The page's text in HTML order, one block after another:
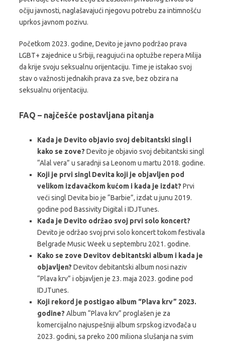
očiju javnosti, naglašavajući njegovu potrebu za intimnošću
uprkos javnom pozivu.
Početkom 2023. godine, Devito je javno podržao prava
LGBT+ zajednice u Srbiji, reagujući na optužbe repera Milija
da krije svoju seksualnu orijentaciju. Time je istakao svoj
stav o važnosti jednakih prava za sve, bez obzira na
seksualnu orijentaciju.
FAQ – najčešće postavljana pitanja
Kada je Devito objavio svoj debitantski singl i
kako se zove? Devito je objavio svoj debitantski singl
“Alal vera” u saradnji sa Leonom u martu 2018. godine.
Koji je prvi singl Devita koji je objavljen pod
velikom izdavačkom kućom i kada je izdat? Prvi
veći singl Devita bio je “Barbie”, izdat u junu 2019.
godine pod Bassivity Digital i IDJTunes.
Kada je Devito održao svoj prvi solo koncert?
Devito je održao svoj prvi solo koncert tokom festivala
Belgrade Music Week u septembru 2021. godine.
Kako se zove Devitov debitantski album i kada je
objavljen? Devitov debitantski album nosi naziv
“Plava krv” i objavljen je 23. maja 2023. godine pod
IDJTunes.
Koji rekord je postigao album “Plava krv” 2023.
godine? Album “Plava krv” proglašen je za
komercijalno najuspešniji album srpskog izvođača u
2023. godini, sa preko 200 miliona slušanja na svim